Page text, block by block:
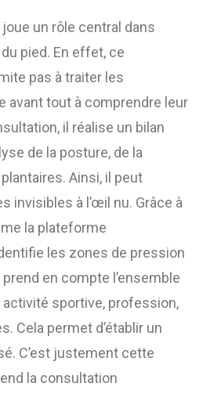
joue un rôle central dans
pied. En effet, ce
pas à traiter les
avant tout à comprendre leur
il réalise un bilan
de la posture, de la
Ainsi, il peut
invisibles à l’œil nu. Grâce à
la plateforme
les zones de pression
en compte l’ensemble
activité sportive, profession,
Cela permet d’établir un
C’est justement cette
la consultation